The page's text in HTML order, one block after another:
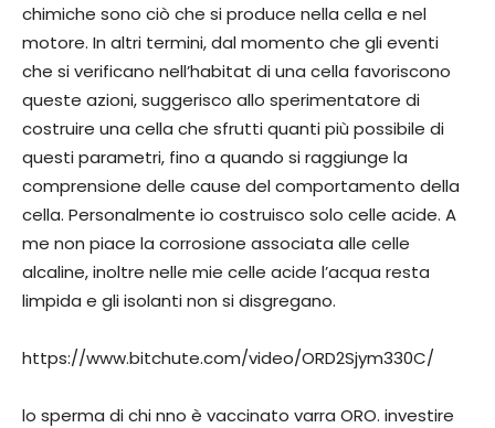
chimiche sono ciò che si produce nella cella e nel
motore. In altri termini, dal momento che gli eventi
che si verificano nell’habitat di una cella favoriscono
queste azioni, suggerisco allo sperimentatore di
costruire una cella che sfrutti quanti più possibile di
questi parametri, fino a quando si raggiunge la
comprensione delle cause del comportamento della
cella. Personalmente io costruisco solo celle acide. A
me non piace la corrosione associata alle celle
alcaline, inoltre nelle mie celle acide l’acqua resta
limpida e gli isolanti non si disgregano.
https://www.bitchute.com/video/ORD2Sjym330C/
lo sperma di chi nno è vaccinato varra ORO. investire